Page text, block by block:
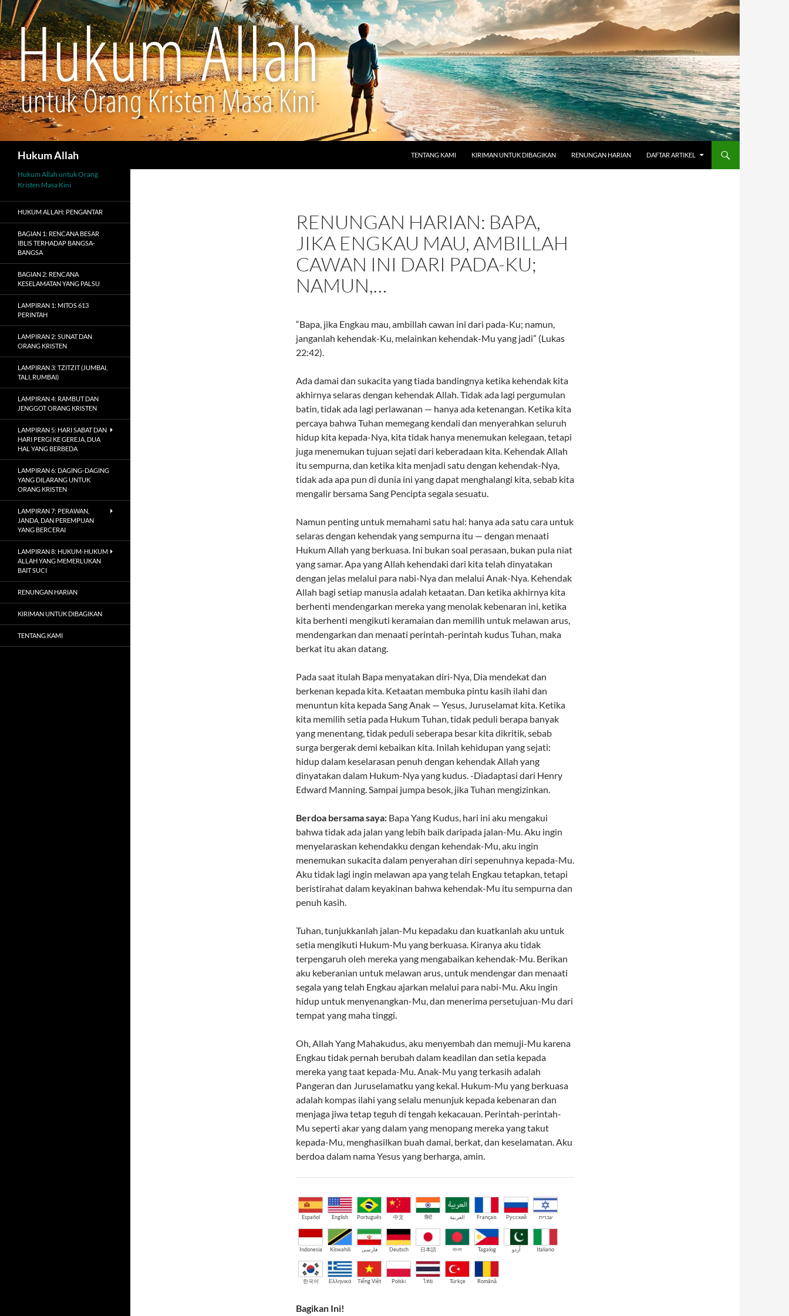
Hukum Allah
TENTANG KAMI
KIRIMAN UNTUK DIBAGIKAN RENUNGAN HARIAN DAFTAR ARTIKEL
RENUNGAN HARIAN: BAPA,
JIKA ENGKAU MAU, AMBILLAH
CAWAN INI DARI PADA-KU;
NAMUN,…
“Bapa, jika Engkau mau, ambillah cawan ini dari pada-Ku; namun,
janganlah kehendak-Ku, melainkan kehendak-Mu yang jadi” (Lukas
22:42).
Ada damai dan sukacita yang tiada bandingnya ketika kehendak kita
akhirnya selaras dengan kehendak Allah. Tidak ada lagi pergumulan
batin, tidak ada lagi perlawanan — hanya ada ketenangan. Ketika kita
percaya bahwa Tuhan memegang kendali dan menyerahkan seluruh
hidup kita kepada-Nya, kita tidak hanya menemukan kelegaan, tetapi
juga menemukan tujuan sejati dari keberadaan kita. Kehendak Allah
itu sempurna, dan ketika kita menjadi satu dengan kehendak-Nya,
tidak ada apa pun di dunia ini yang dapat menghalangi kita, sebab kita
mengalir bersama Sang Pencipta segala sesuatu.
Namun penting untuk memahami satu hal: hanya ada satu cara untuk
selaras dengan kehendak yang sempurna itu — dengan menaati
Hukum Allah yang berkuasa. Ini bukan soal perasaan, bukan pula niat
yang samar. Apa yang Allah kehendaki dari kita telah dinyatakan
dengan jelas melalui para nabi-Nya dan melalui Anak-Nya. Kehendak
Allah bagi setiap manusia adalah ketaatan. Dan ketika akhirnya kita
berhenti mendengarkan mereka yang menolak kebenaran ini, ketika
kita berhenti mengikuti keramaian dan memilih untuk melawan arus,
mendengarkan dan menaati perintah-perintah kudus Tuhan, maka
berkat itu akan datang.
Pada saat itulah Bapa menyatakan diri-Nya, Dia mendekat dan
berkenan kepada kita. Ketaatan membuka pintu kasih ilahi dan
menuntun kita kepada Sang Anak — Yesus, Juruselamat kita. Ketika
kita memilih setia pada Hukum Tuhan, tidak peduli berapa banyak
yang menentang, tidak peduli seberapa besar kita dikritik, sebab
surga bergerak demi kebaikan kita. Inilah kehidupan yang sejati:
hidup dalam keselarasan penuh dengan kehendak Allah yang
dinyatakan dalam Hukum-Nya yang kudus. -Diadaptasi dari Henry
Edward Manning. Sampai jumpa besok, jika Tuhan mengizinkan.
Berdoa bersama saya: Bapa Yang Kudus, hari ini aku mengakui
bahwa tidak ada jalan yang lebih baik daripada jalan-Mu. Aku ingin
menyelaraskan kehendakku dengan kehendak-Mu, aku ingin
menemukan sukacita dalam penyerahan diri sepenuhnya kepada-Mu.
Aku tidak lagi ingin melawan apa yang telah Engkau tetapkan, tetapi
beristirahat dalam keyakinan bahwa kehendak-Mu itu sempurna dan
penuh kasih.
Tuhan, tunjukkanlah jalan-Mu kepadaku dan kuatkanlah aku untuk
setia mengikuti Hukum-Mu yang berkuasa. Kiranya aku tidak
terpengaruh oleh mereka yang mengabaikan kehendak-Mu. Berikan
aku keberanian untuk melawan arus, untuk mendengar dan menaati
segala yang telah Engkau ajarkan melalui para nabi-Mu. Aku ingin
hidup untuk menyenangkan-Mu, dan menerima persetujuan-Mu dari
tempat yang maha tinggi.
Oh, Allah Yang Mahakudus, aku menyembah dan memuji-Mu karena
Engkau tidak pernah berubah dalam keadilan dan setia kepada
mereka yang taat kepada-Mu. Anak-Mu yang terkasih adalah
Pangeran dan Juruselamatku yang kekal. Hukum-Mu yang berkuasa
adalah kompas ilahi yang selalu menunjuk kepada kebenaran dan
menjaga jiwa tetap teguh di tengah kekacauan. Perintah-perintah-
Mu seperti akar yang dalam yang menopang mereka yang takut
kepada-Mu, menghasilkan buah damai, berkat, dan keselamatan. Aku
berdoa dalam nama Yesus yang berharga, amin.
Español English Português 中文 हिंदी العربية Français Русский עברית
Indonesia Kiswahili فارسی Deutsch 日本語 বাংলা Tagalog اُردو Italiano
한국어 Ελληνικά Tiếng Việt Polski ไทย Türkçe Română
Bagikan Ini!
Hukum Allah untuk Orang
Kristen Masa Kini
HUKUM ALLAH: PENGANTAR
BAGIAN 1: RENCANA BESAR
IBLIS TERHADAP BANGSA-
BANGSA
BAGIAN 2: RENCANA
KESELAMATAN YANG PALSU
LAMPIRAN 1: MITOS 613
PERINTAH
LAMPIRAN 2: SUNAT DAN
ORANG KRISTEN
LAMPIRAN 3: TZITZIT (JUMBAI,
TALI, RUMBAI)
LAMPIRAN 4: RAMBUT DAN
JENGGOT ORANG KRISTEN
LAMPIRAN 5: HARI SABAT DAN
HARI PERGI KE GEREJA, DUA
HAL YANG BERBEDA
LAMPIRAN 6: DAGING-DAGING
YANG DILARANG UNTUK
ORANG KRISTEN
LAMPIRAN 7: PERAWAN,
JANDA, DAN PEREMPUAN
YANG BERCERAI
LAMPIRAN 8: HUKUM-HUKUM
ALLAH YANG MEMERLUKAN
BAIT SUCI
RENUNGAN HARIAN
KIRIMAN UNTUK DIBAGIKAN
TENTANG KAMI